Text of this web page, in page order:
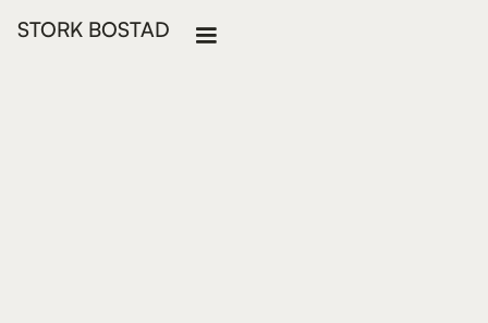
STORK BOSTAD